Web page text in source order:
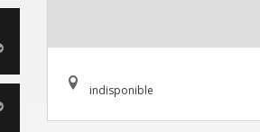
indisponible